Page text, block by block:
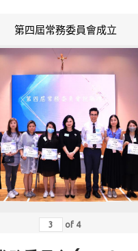
第四屆常務委員會成立
of 4